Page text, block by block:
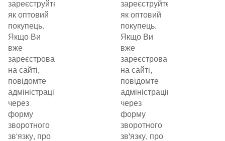
зареєструйтеся
як оптовий
покупець.
Якщо Ви
вже
зареєстровані
на сайті,
повідомте
адміністрацію
через
форму
зворотного
зв'язку, про
зареєструйтеся
як оптовий
покупець.
Якщо Ви
вже
зареєстровані
на сайті,
повідомте
адміністрацію
через
форму
зворотного
зв'язку, про